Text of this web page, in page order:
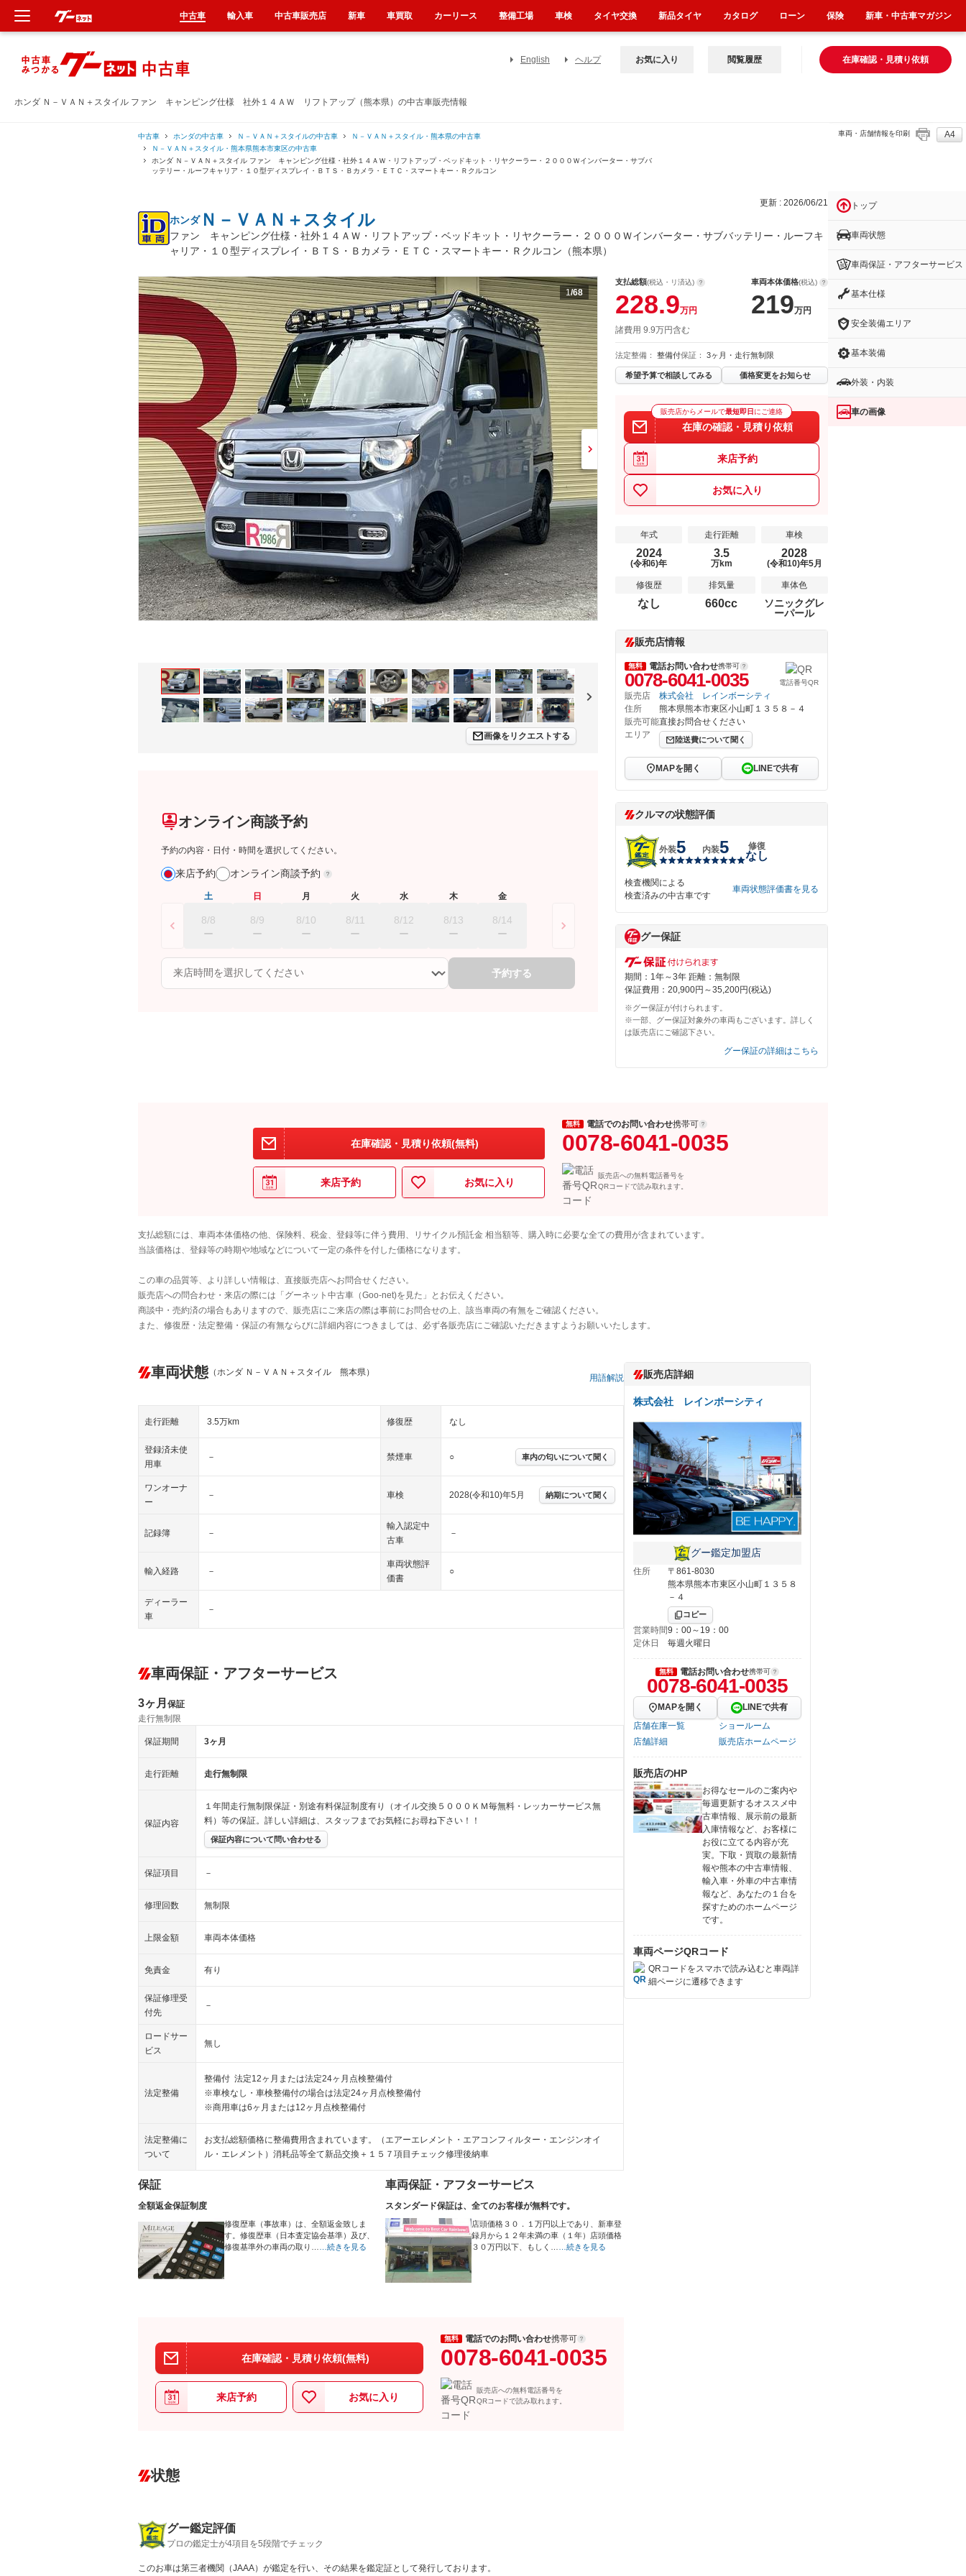
ホンダ Ｎ－ＶＡＮ＋スタイル ファン キャンピング仕様 社外１４ＡＷ リフトアップ（熊本県）の中古車販売情報
English ヘルプ 在庫確認・見積り依頼
お気に入り 閲覧履歴
中古車 ホンダの中古車 Ｎ－ＶＡＮ＋スタイルの中古車
Ｎ－ＶＡＮ＋スタイル・熊本県の中古車
Ｎ－ＶＡＮ＋スタイル・熊本県熊本市東区の中古車
ホンダ Ｎ－ＶＡＮ＋スタイル ファン キャンピング仕様・社外１４ＡＷ・リフトアップ・ベッドキット・リヤクーラー・２０００Ｗインバーター・サブバ
ッテリー・ルーフキャリア・１０型ディスプレイ・ＢＴＳ・Ｂカメラ・ＥＴＣ・スマートキー・Ｒクルコン
車両・店舗情報を印刷 A4
更新 : 2026/06/21
ホンダＮ－ＶＡＮ＋スタイル
ファン キャンピング仕様・社外１４ＡＷ・リフトアップ・ベッドキット・リヤクーラー・２０００Ｗインバーター・サブバッテリー・ルーフキ
ャリア・１０型ディスプレイ・ＢＴＳ・Ｂカメラ・ＥＴＣ・スマートキー・Ｒクルコン（熊本県）
1/68
画像をリクエストする
オンライン商談予約
予約の内容・日付・時間を選択してください。
来店予約 オンライン商談予約
土
8/8
日
8/9
月
8/10
火
8/11
水
8/12
木
8/13
金
8/14
予約する
支払総額(税込・リ済込)
228.9万円
車両本体価格(税込)
219万円
諸費用 9.9万円含む
法定整備： 整備付保証： 3ヶ月・走行無制限
希望予算で相談してみる 価格変更をお知らせ
販売店からメールで最短即日 にご連絡
在庫の確認・見積り依頼
来店予約
お気に入り
年式
2024
(令和6)年
走行距離
3.5
万km
車検
2028
(令和10)年5月
修復歴
なし
排気量
660cc
車体色
ソニックグレ
ーパール
販売店情報
無料 電話お問い合わせ携帯可
0078-6041-0035 電話番号QR
販売店
株式会社 レインボーシティ
住所
熊本県熊本市東区小山町１３５８－４
販売可能
エリア
直接お問合せください
陸送費について聞く
MAPを開く LINEで共有
クルマの状態評価
外装5 内装5 修復
なし
検査機関による
検査済みの中古車です
車両状態評価書を見る
グー保証
期間：1年～3年 距離：無制限
保証費用：20,900円～35,200円(税込)
※グー保証が付けられます。
※一部、グー保証対象外の車両もございます。詳しく
は販売店にご確認下さい。
グー保証の詳細はこちら
在庫確認・見積り依頼(無料)
来店予約 お気に入り
無料 電話でのお問い合わせ携帯可
0078-6041-0035
販売店への無料電話番号を
QRコードで読み取れます。
支払総額には、車両本体価格の他、保険料、税金、登録等に伴う費用、リサイクル預託金 相当額等、購入時に必要な全ての費用が含まれています。
当該価格は、登録等の時期や地域などについて一定の条件を付した価格になります。
この車の品質等、より詳しい情報は、直接販売店へお問合せください。
販売店への問合わせ・来店の際には「グーネット中古車（Goo-net)を見た」とお伝えください。
商談中・売約済の場合もありますので、販売店にご来店の際は事前にお問合せの上、該当車両の有無をご確認ください。
また、修復歴・法定整備・保証の有無ならびに詳細内容につきましては、必ず各販売店にご確認いただきますようお願いいたします。
車両状態 （ホンダ Ｎ－ＶＡＮ＋スタイル 熊本県）
用語解説
走行距離 3.5万km 修復歴 なし
登録済未使
用車
－ 禁煙車 ○ 車内の匂いについて聞く
ワンオーナ
ー
－ 車検 2028(令和10)年5月 納期について聞く
記録簿 －
輸入認定中
古車
－
輸入経路 －
車両状態評
価書
○
ディーラー
車
－
車両保証・アフターサービス
3ヶ月 保証
走行無制限
保証期間 3ヶ月
走行距離 走行無制限
保証内容
１年間走行無制限保証・別途有料保証制度有り（オイル交換５０００ＫＭ毎無料・レッカーサービス無
料）等の保証。詳しい詳細は、スタッフまでお気軽にお尋ね下さい！！
保証内容について問い合わせる
保証項目 －
修理回数 無制限
上限金額 車両本体価格
免責金 有り
保証修理受
付先
－
ロードサー
ビス
無し
法定整備
整備付 法定12ヶ月または法定24ヶ月点検整備付
※車検なし・車検整備付の場合は法定24ヶ月点検整備付
※商用車は6ヶ月または12ヶ月点検整備付
法定整備に
ついて
お支払総額価格に整備費用含まれています。（エアーエレメント・エアコンフィルター・エンジンオイ
ル・エレメント）消耗品等全て新品交換＋１５７項目チェック修理後納車
保証
全額返金保証制度
修復歴車（事故車）は、全額返金致しま
す。修復歴車（日本査定協会基準）及び、
修復基準外の車両の取り…
…続きを見る
車両保証・アフターサービス
スタンダード保証は、全てのお客様が無料です。
店頭価格３０．１万円以上であり、新車登
録月から１２年未満の車（１年）店頭価格
３０万円以下、もしく…
…続きを見る
在庫確認・見積り依頼(無料)
来店予約 お気に入り
無料 電話でのお問い合わせ携帯可
0078-6041-0035
販売店への無料電話番号を
QRコードで読み取れます。
状態
グー鑑定評価
プロの鑑定士が4項目を5段階でチェック
このお車は第三者機関（JAAA）が鑑定を行い、その結果を鑑定証として発行しております。
販売店詳細
株式会社 レインボーシティ
グー鑑定加盟店
住所
〒861-8030
熊本県熊本市東区小山町１３５８
－４
コピー
営業時間9：00～19：00
定休日
毎週火曜日
無料 電話お問い合わせ携帯可
0078-6041-0035
MAPを開く
LINEで共有
店舗在庫一覧
ショールーム
店舗詳細
販売店ホームページ
販売店のHP
お得なセールのご案内や
毎週更新するオススメ中
古車情報、展示前の最新
入庫情報など、お客様に
お役に立てる内容が充
実。下取・買取の最新情
報や熊本の中古車情報、
輸入車・外車の中古車情
報など、あなたの１台を
探すためのホームページ
です。
車両ページQRコード
QRコードをスマホで読み込むと車両詳
細ページに遷移できます
トップ
車両状態
車両保証・アフターサービス
基本仕様
安全装備エリア
基本装備
外装・内装
車の画像
中古車 輸入車 中古車販売店 新車 車買取 カーリース 整備工場 車検 タイヤ交換 新品タイヤ カタログ ローン 保険 新車・中古車マガジン
新車
中古車